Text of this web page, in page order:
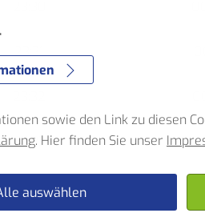
23:31
23:33
sowie den Link zu diesen
. Hier finden Sie unser
auswählen